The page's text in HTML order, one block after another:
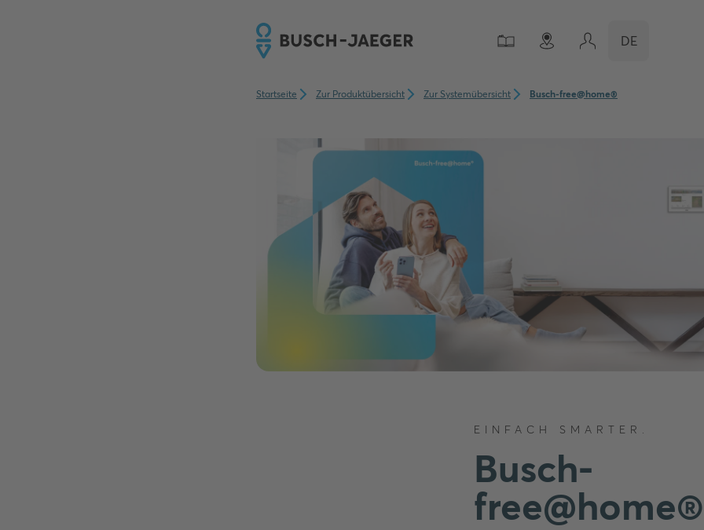
DE
Startseite Zur Produktübersicht Zur Systemübersicht Busch-free@home®
EINFACH SMARTER.
Busch-
free@home®